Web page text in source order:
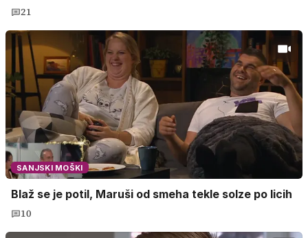
21
SANJSKI MOŠKI
Blaž se je potil, Maruši od smeha tekle solze po licih
10